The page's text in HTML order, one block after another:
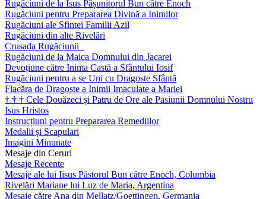
Rugăciuni de la Isus Pășunitorul Bun către Enoch
Rugăciuni pentru Prepararea Divină a Inimilor
Rugăciuni ale Sfintei Familii Azil
Rugăciuni din alte Rivelări
Crusada Rugăciunii
Rugăciuni de la Maica Domnului din Jacarei
Devoțiune către Inima Castă a Sfântului Iosif
Rugăciuni pentru a se Uni cu Dragoste Sfântă
Flacăra de Dragoste a Inimii Imaculate a Mariei
† † † Cele Douăzeci și Patru de Ore ale Pasiunii Domnului Nostru
Isus Hristos
Instrucțiuni pentru Prepararea Remediilor
Medalii și Scapulari
Imagini Minunate
Mesaje din Ceruri
Mesaje Recente
Mesaje ale lui Iisus Păstorul Bun către Enoch, Columbia
Rivelări Mariane lui Luz de Maria, Argentina
Mesaje către Ana din Mellatz/Goettingen, Germania